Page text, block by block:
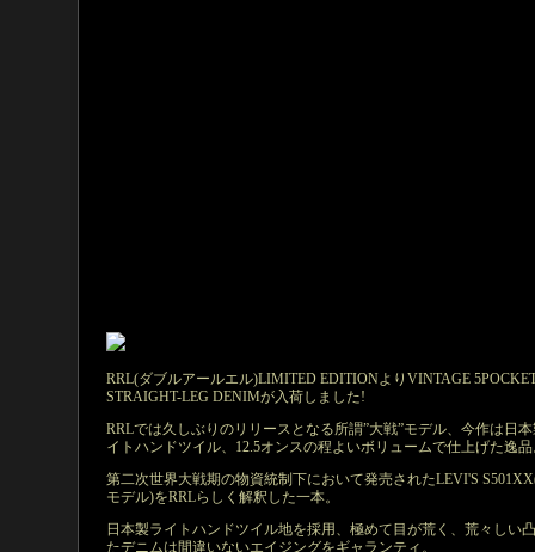
RRL(ダブルアールエル)LIMITED EDITIONよりVINTAGE
STRAIGHT-LEG DENIMが入荷しました!
RRLでは久しぶりのリリースとなる所謂”大戦”モデル、今作は日
イトハンドツイル、12.5オンスの程よいボリュームで仕上げた逸品
第二次世界大戦期の物資統制下において発売されたLEVI'S
モデル)をRRLらしく解釈した一本。
日本製ライトハンドツイル地を採用、極めて目が荒く、荒々しい
たデニムは間違いないエイジングをギャランティ。